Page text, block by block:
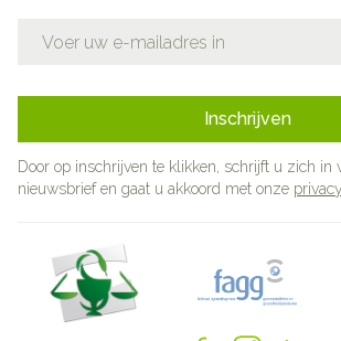
Inschrijven
Door op inschrijven te klikken, schrijft u zich in
nieuwsbrief en gaat u akkoord met onze